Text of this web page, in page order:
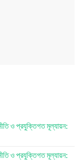
ও প্রযুক্তিগত মূল্যায়ন:
ও প্রযুক্তিগত মূল্যায়ন: